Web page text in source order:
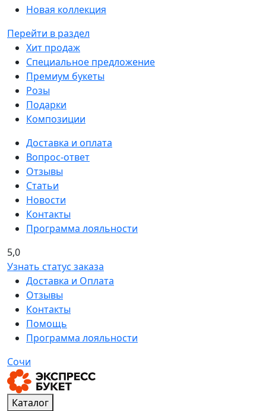
Новая коллекция
Перейти в раздел
Хит продаж
Специальное предложение
Премиум букеты
Розы
Подарки
Композиции
Доставка и оплата
Вопрос-ответ
Отзывы
Статьи
Новости
Контакты
Программа лояльности
5,0
Узнать статус заказа
Доставка и Оплата
Отзывы
Контакты
Помощь
Программа лояльности
Сочи
Каталог